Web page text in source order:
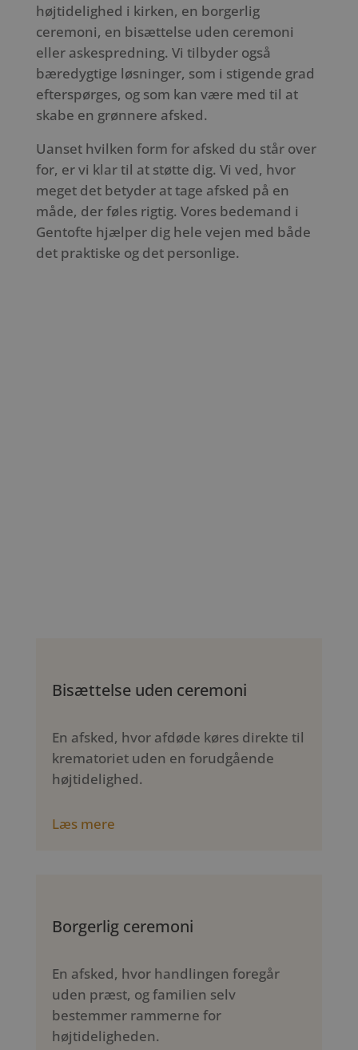
højtidelighed i kirken, en borgerlig
ceremoni, en bisættelse uden ceremoni
eller askespredning. Vi tilbyder også
bæredygtige løsninger, som i stigende grad
efterspørges, og som kan være med til at
skabe en grønnere afsked.
Uanset hvilken form for afsked du står over
for, er vi klar til at støtte dig. Vi ved, hvor
meget det betyder at tage afsked på en
måde, der føles rigtig. Vores bedemand i
Gentofte hjælper dig hele vejen med både
det praktiske og det personlige.
Bisættelse uden ceremoni
En afsked, hvor afdøde køres direkte til
krematoriet uden en forudgående
højtidelighed.
Læs mere
Borgerlig ceremoni
En afsked, hvor handlingen foregår
uden præst, og familien selv
bestemmer rammerne for
højtideligheden.